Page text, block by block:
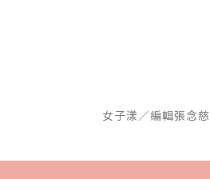
女子漾／編輯張念慈